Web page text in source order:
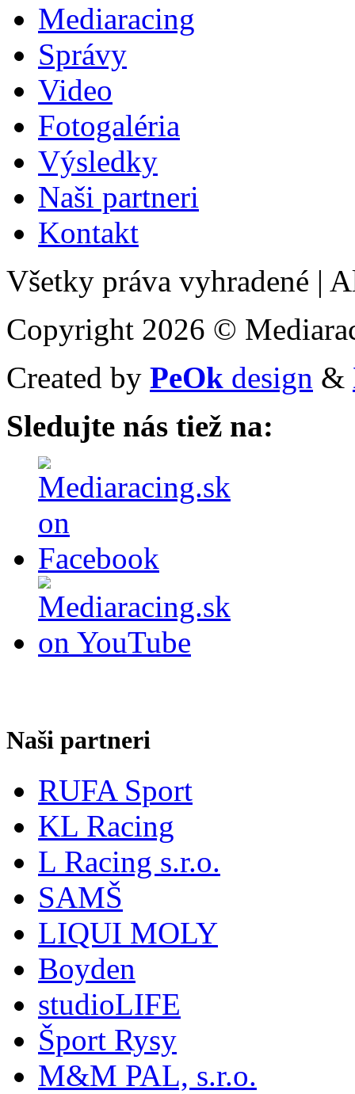
Mediaracing
Správy
Video
Fotogaléria
Výsledky
Naši partneri
Kontakt
Všetky práva vyhradené |
Copyright 2026 ©
Created by PeOk design &
Sledujte nás tiež na:
Naši partneri
RUFA Sport
KL Racing
L Racing s.r.o.
SAMŠ
LIQUI MOLY
Boyden
studioLIFE
Šport Rysy
M&M PAL, s.r.o.